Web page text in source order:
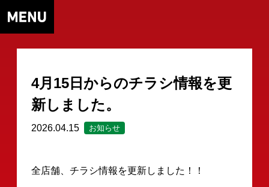
4月15日からのチラシ情報を更
新しました。
2026.04.15 お知らせ
全店舗、チラシ情報を更新しました！！